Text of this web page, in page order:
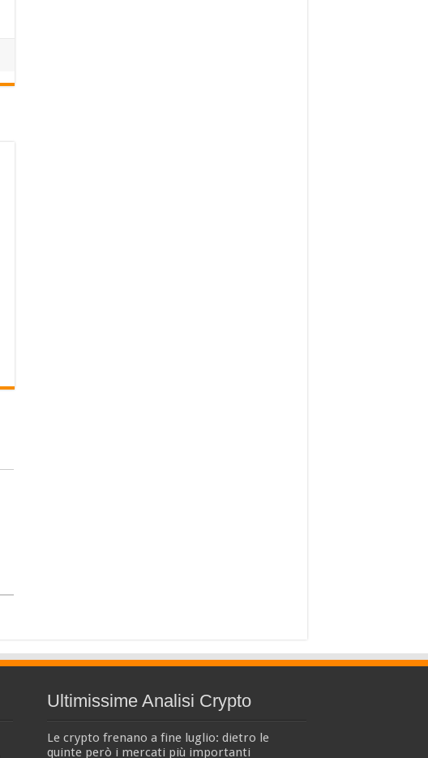
Ultimissime Analisi Crypto
Le crypto frenano a fine luglio: dietro le
quinte però i mercati più importanti